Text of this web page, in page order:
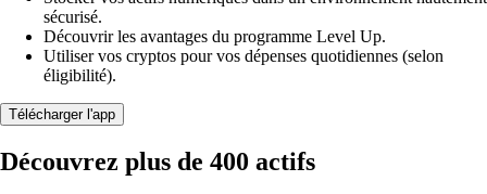
sécurisé.
Découvrir les avantages du programme Level Up.
Utiliser vos cryptos pour vos dépenses quotidiennes (selon
éligibilité).
Télécharger l'app
Découvrez plus de 400 actifs